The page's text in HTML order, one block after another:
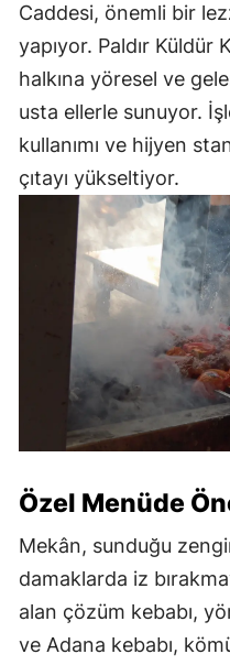
Caddesi, önemli bir
yapıyor. Paldır Küldür
halkına yöresel ve
usta ellerle sunuyor.
kullanımı ve hijyen
çıtayı yükseltiyor.
Özel Menüde
Mekân, sunduğu
damaklarda iz
alan çözüm kebabı,
ve Adana kebabı,